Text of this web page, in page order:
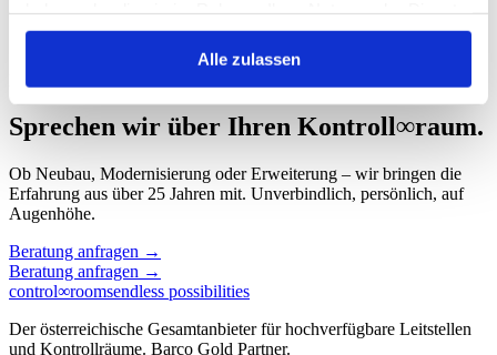
gesammelt haben.
Alle zulassen
"Display"
Keine Beiträge gefunden.
Sprechen wir über Ihren Kontroll∞raum.
Ob Neubau, Modernisierung oder Erweiterung – wir bringen die
Erfahrung aus über 25 Jahren mit. Unverbindlich, persönlich, auf
Augenhöhe.
Beratung anfragen →
Beratung anfragen →
control∞roomsendless possibilities
Der österreichische Gesamtanbieter für hochverfügbare Leitstellen
und Kontrollräume. Barco Gold Partner.